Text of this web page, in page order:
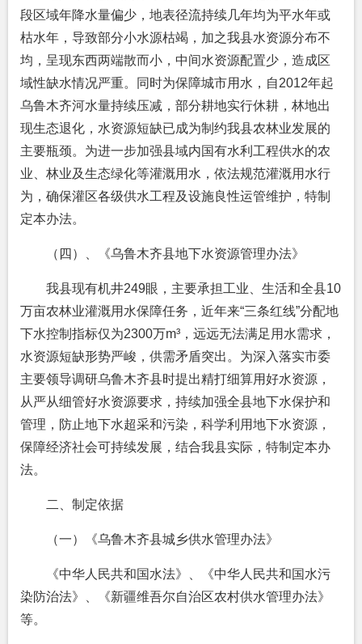
段区域年降水量偏少，地表径流持续几年均为平水年或
枯水年，导致部分小水源枯竭，加之我县水资源分布不
均，呈现东西两端散而小，中间水资源配置少，造成区
域性缺水情况严重。同时为保障城市用水，自2012年起
乌鲁木齐河水量持续压减，部分耕地实行休耕，林地出
现生态退化，水资源短缺已成为制约我县农林业发展的
主要瓶颈。为进一步加强县域内国有水利工程供水的农
业、林业及生态绿化等灌溉用水，依法规范灌溉用水行
为，确保灌区各级供水工程及设施良性运管维护，特制
定本办法。
（四）、《乌鲁木齐县地下水资源管理办法》
我县现有机井249眼，主要承担工业、生活和全县10
万亩农林业灌溉用水保障任务，近年来“三条红线”分配地
下水控制指标仅为2300万m³，远远无法满足用水需求，
水资源短缺形势严峻，供需矛盾突出。为深入落实市委
主要领导调研乌鲁木齐县时提出精打细算用好水资源，
从严从细管好水资源要求，持续加强全县地下水保护和
管理，防止地下水超采和污染，科学利用地下水资源，
保障经济社会可持续发展，结合我县实际，特制定本办
法。
二、制定依据
（一）《乌鲁木齐县城乡供水管理办法》
《中华人民共和国水法》、《中华人民共和国水污
染防治法》、《新疆维吾尔自治区农村供水管理办法》
等。